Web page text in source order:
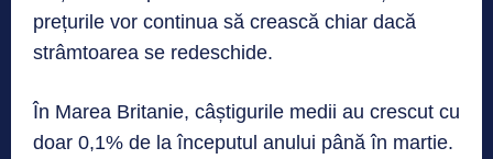
prețurile vor continua să crească chiar dacă
strâmtoarea se redeschide.
În Marea Britanie, câștigurile medii au crescut cu
doar 0,1% de la începutul anului până în martie.